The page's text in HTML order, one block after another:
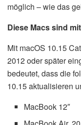
möglich – wie das
Diese Macs sind
Mit macOS 10.15
2012 oder später
bedeutet, dass die
10.15 aktualisieren
MacBook 12″